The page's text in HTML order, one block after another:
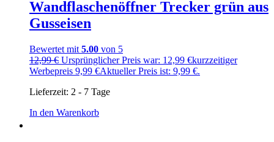
Wandflaschenöffner Trecker grün aus
Gusseisen
Bewertet mit 5.00 von 5
12,99€ Ursprünglicher Preis war: 12,99 €kurzzeitiger
Werbepreis 9,99 €Aktueller Preis ist: 9,99 €.
Lieferzeit: 2 - 7 Tage
In den Warenkorb